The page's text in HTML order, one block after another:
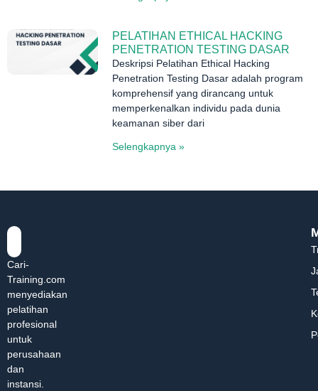
PELATIHAN ETHICAL HACKING
PENETRATION TESTING DASAR
Deskripsi Pelatihan Ethical Hacking
Penetration Testing Dasar adalah program
komprehensif yang dirancang untuk
memperkenalkan individu pada dunia
keamanan siber dari
Selengkapnya »
Cari-
Training.com
menyediakan
pelatihan
profesional
untuk
perusahaan
dan
instansi.